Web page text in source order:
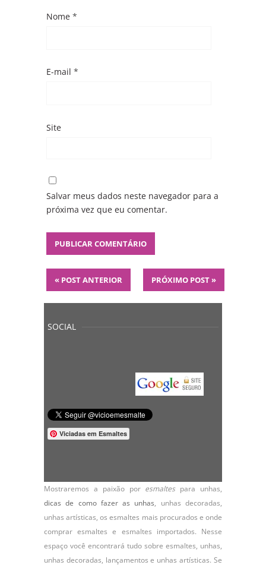
Nome *
E-mail *
Site
Salvar meus dados neste navegador para a
próxima vez que eu comentar.
« POST ANTERIOR PRÓXIMO POST»
SOCIAL
Viciadas em Esmaltes
Mostraremos a paixão por esmaltes para unhas,
dicas de como fazer as unhas, unhas decoradas,
unhas artísticas, osesmaltes mais procurados e onde
comprar esmaltes e esmaltes importados. Nesse
espaço você encontrará tudo sobre esmaltes, unhas,
unhas decoradas, lançamentos e unhas artísticas. Se